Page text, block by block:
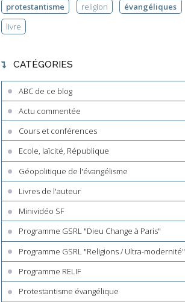
protestantisme
religion évangéliques
livre
CATÉGORIES
ABC de ce blog
Actu commentée
Cours et conférences
Ecole, laïcité, République
Géopolitique de l'évangélisme
Livres de l'auteur
Minividéo SF
Programme GSRL "Dieu Change à Paris"
Programme GSRL "Religions / Ultra-modernité"
Programme RELIF
Protestantisme évangélique